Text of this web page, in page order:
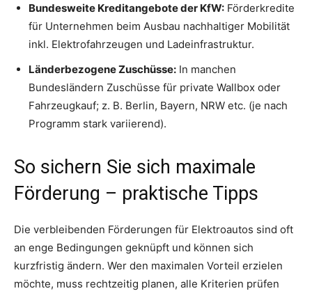
Bundesweite Kreditangebote der KfW: Förderkredite
für Unternehmen beim Ausbau nachhaltiger Mobilität
inkl. Elektrofahrzeugen und Ladeinfrastruktur.
Länderbezogene Zuschüsse: In manchen
Bundesländern Zuschüsse für private Wallbox oder
Fahrzeugkauf; z. B. Berlin, Bayern, NRW etc. (je nach
Programm stark variierend).
So sichern Sie sich maximale
Förderung – praktische Tipps
Die verbleibenden Förderungen für Elektroautos sind oft
an enge Bedingungen geknüpft und können sich
kurzfristig ändern. Wer den maximalen Vorteil erzielen
möchte, muss rechtzeitig planen, alle Kriterien prüfen